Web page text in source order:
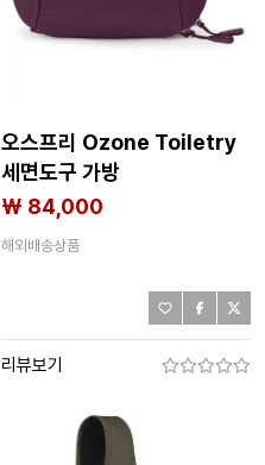
오스프리 Ozone Toiletry
세면도구 가방
2143182904
₩ 84,000
해외배송상품
리뷰보기